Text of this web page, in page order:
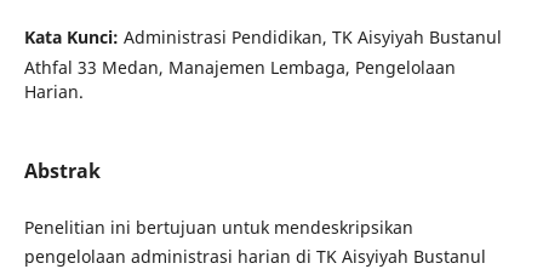
Kata Kunci: Administrasi Pendidikan, TK Aisyiyah Bustanul
Athfal 33 Medan, Manajemen Lembaga, Pengelolaan
Harian.
Abstrak
Penelitian ini bertujuan untuk mendeskripsikan
pengelolaan administrasi harian di TK Aisyiyah Bustanul